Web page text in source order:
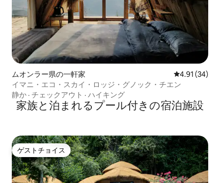
ムオンラー県の一軒家 レビュー34
4.91 (34)
イマニ・エコ・スカイ・ロッジ・グノック・チエン
静か · チェックアウト · ハイキング
家族と泊まれるプール付きの宿泊施設
ゲストチョイス
ゲストチョイス